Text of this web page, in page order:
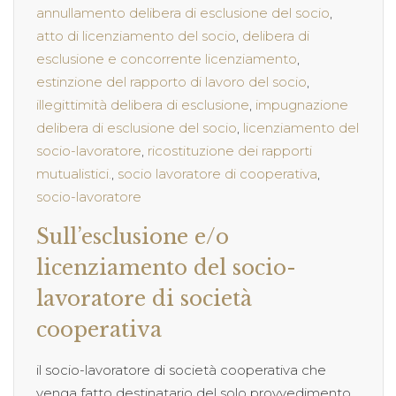
annullamento delibera di esclusione del socio,
atto di licenziamento del socio, delibera di
esclusione e concorrente licenziamento,
estinzione del rapporto di lavoro del socio,
illegittimità delibera di esclusione, impugnazione
delibera di esclusione del socio, licenziamento del
socio-lavoratore, ricostituzione dei rapporti
mutualistici., socio lavoratore di cooperativa,
socio-lavoratore
Sull’esclusione e/o
licenziamento del socio-
lavoratore di società
cooperativa
il socio-lavoratore di società cooperativa che